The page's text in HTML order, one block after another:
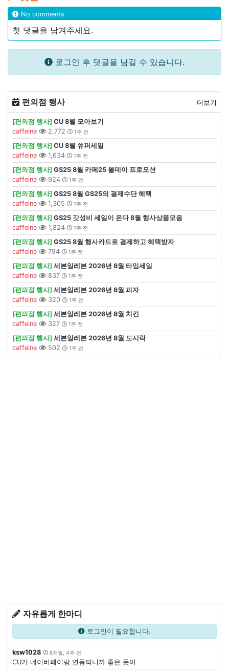
No comments
첫 댓글을 남겨주세요.
로그인 후 댓글을 남길 수 있습니다.
편의점 행사 더보기
[편의점 행사] CU 8월 모아보기
caffeine
2,772 1주 전
[편의점 행사] CU 8월 쓔퍼세일
caffeine
1,634 1주 전
[편의점 행사] GS25 8월 카페25 올데이 프로모션
caffeine
924 1주 전
[편의점 행사] GS25 8월 GS25의 결제수단 혜택
caffeine
1,305 1주 전
[편의점 행사] GS25 갓성비 세일이 온다 8월 행사상품모음
caffeine
1,824 1주 전
[편의점 행사] GS25 8월 행사카드로 결제하고 혜택받자
caffeine
794 1주 전
[편의점 행사] 세븐일레븐 2026년 8월 타임세일
caffeine
837 1주 전
[편의점 행사] 세븐일레븐 2026년 8월 피자
caffeine
320 1주 전
[편의점 행사] 세븐일레븐 2026년 8월 치킨
caffeine
327 1주 전
[편의점 행사] 세븐일레븐 2026년 8월 도시락
caffeine
502 1주 전
자유롭게 한마디
로그인이 필요합니다.
ksw1028 8개월, 4주 전
CU가 네이버페이랑 연동되니까 좋은 듯여